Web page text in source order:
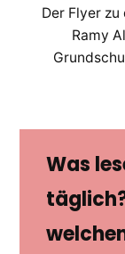
Der Flyer
Ramy
Was